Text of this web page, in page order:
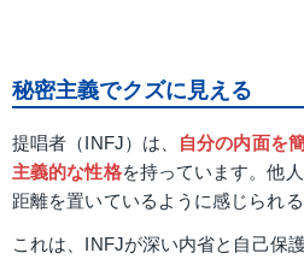
秘密主義でクズに見える
提唱者（INFJ）は、
自分の内面を
主義的な性格を持っています。他
距離を置いているように感じられる
これは、INFJが深い内省と自己保